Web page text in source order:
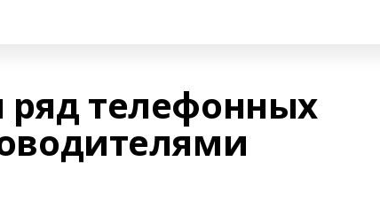
ряд телефонных